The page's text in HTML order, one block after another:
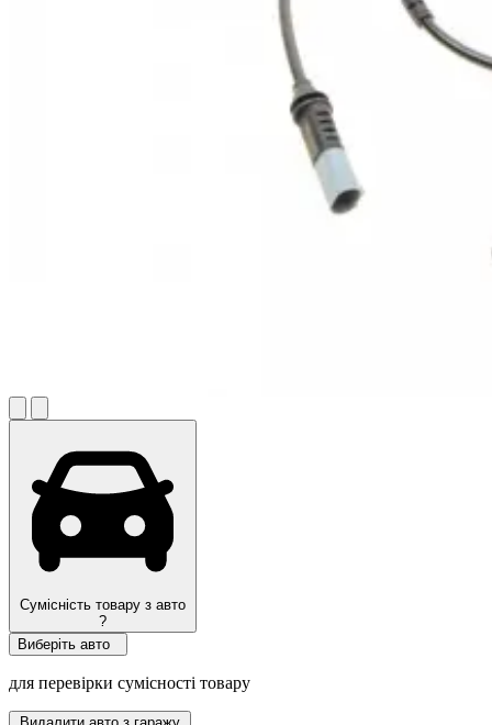
Сумісність товару з авто
?
Виберіть авто
для перевірки сумісності товару